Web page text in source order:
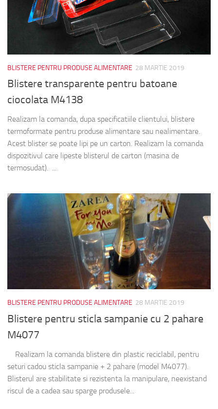
BLISTERE PENTRU PRODUSE ALIMENTARE 28 MARTIE 2019
Blistere transparente pentru batoane
ciocolata M4138
Realizam la comanda, dupa specificatiile clientului, blistere
termoformate pentru produse alimentare sau nealimentare.
Acest blister se poate lipi pe un carton. Realizam la comanda
dispozitivul care lipeste blisterul de carton (masina de
termosudat). ...
BLISTERE PENTRU PRODUSE ALIMENTARE 28 MARTIE 2019
Blistere pentru sticla sampanie cu 2 pahare
M4077
Realizam la comanda blistere din plastic reciclabil, pentru
seturi cadou sticla sampanie + 2 pahare (model M4077).
Blisterul are stabilitate si rezistenta la manipulare, neexistand
riscul de a cadea sau sparge produsele...